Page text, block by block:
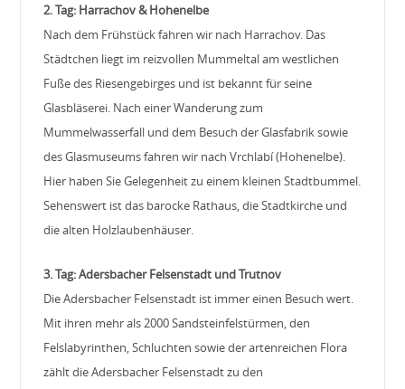
2. Tag: Harrachov & Hohenelbe
Nach dem Frühstück fahren wir nach Harrachov. Das
Städtchen liegt im reizvollen Mummeltal am westlichen
Fuße des Riesengebirges und ist bekannt für seine
Glasbläserei. Nach einer Wanderung zum
Mummelwasserfall und dem Besuch der Glasfabrik sowie
des Glasmuseums fahren wir nach Vrchlabí (Hohenelbe).
Hier haben Sie Gelegenheit zu einem kleinen Stadtbummel.
Sehenswert ist das barocke Rathaus, die Stadtkirche und
die alten Holzlaubenhäuser.
3. Tag: Adersbacher Felsenstadt und Trutnov
Die Adersbacher Felsenstadt ist immer einen Besuch wert.
Mit ihren mehr als 2000 Sandsteinfelstürmen, den
Felslabyrinthen, Schluchten sowie der artenreichen Flora
zählt die Adersbacher Felsenstadt zu den